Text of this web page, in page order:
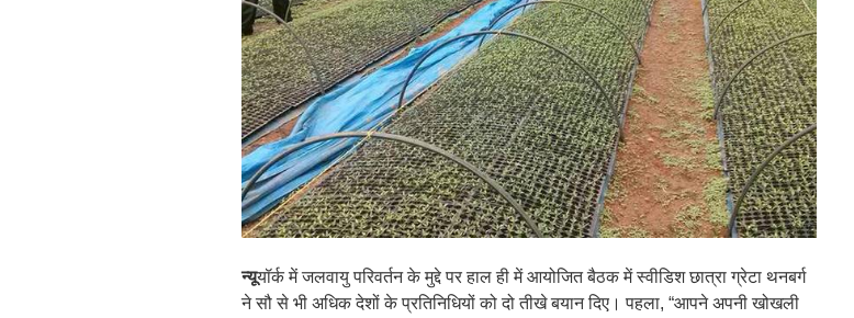
न्यूयॉर्क में जलवायु परिवर्तन के मुद्दे पर हाल ही में आयोजित बैठक में स्वीडिश छात्रा ग्रेटा थनबर्ग
ने सौ से भी अधिक देशों के प्रतिनिधियों को दो तीखे बयान दिए। पहला, “आपने अपनी खोखली